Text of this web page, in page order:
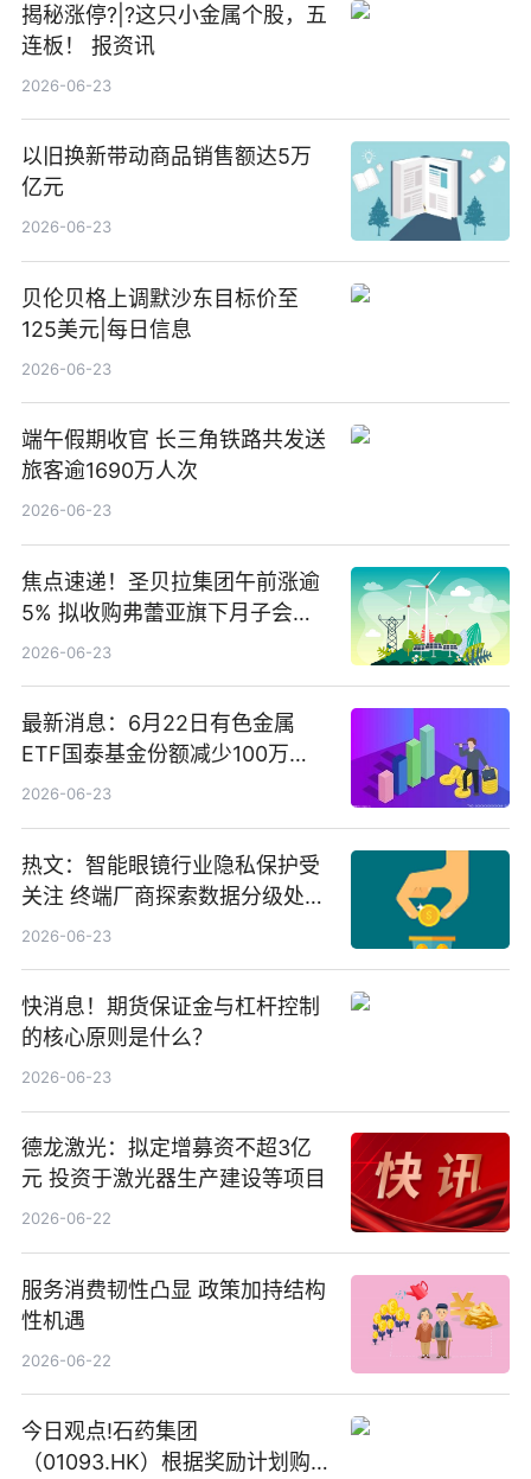
揭秘涨停?|?这只小金属个股，五
连板！ 报资讯
2026-06-23
以旧换新带动商品销售额达5万
亿元
2026-06-23
贝伦贝格上调默沙东目标价至
125美元|每日信息
2026-06-23
端午假期收官 长三角铁路共发送
旅客逾1690万人次
2026-06-23
焦点速递！圣贝拉集团午前涨逾
5% 拟收购弗蕾亚旗下月子会所
业务少数股权
2026-06-23
最新消息：6月22日有色金属
ETF国泰基金份额减少100万
份，重仓股紫金矿业、洛阳钼
2026-06-23
热文：智能眼镜行业隐私保护受
关注 终端厂商探索数据分级处理
等方案
2026-06-23
快消息！期货保证金与杠杆控制
的核心原则是什么？
2026-06-23
德龙激光：拟定增募资不超3亿
元 投资于激光器生产建设等项目
2026-06-22
服务消费韧性凸显 政策加持结构
性机遇
2026-06-22
今日观点!石药集团
（01093.HK）根据奖励计划购